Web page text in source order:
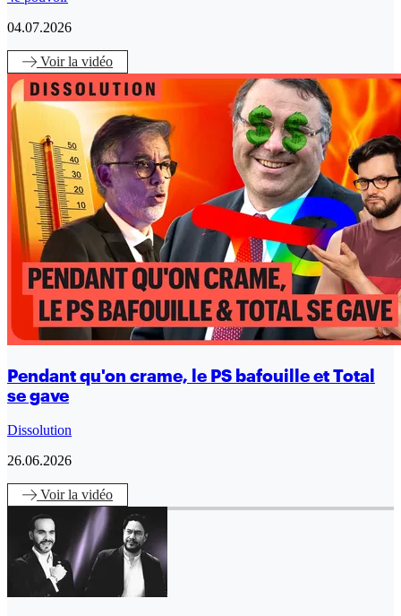
04.07.2026
Voirla vidéo
Pendant qu'on crame, le PS bafouille et Total
se gave
Dissolution
26.06.2026
Voirla vidéo